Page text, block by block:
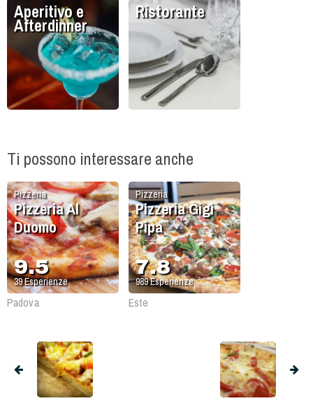
Aperitivo e
Afterdinner
Ristorante
Ti possono interessare anche
Pizzeria
Pizzeria Al
Duomo
9.5
39Esperienze
Padova
Pizzeria
Pizzeria Gigi
Pipa
7.8
989Esperienze
Este